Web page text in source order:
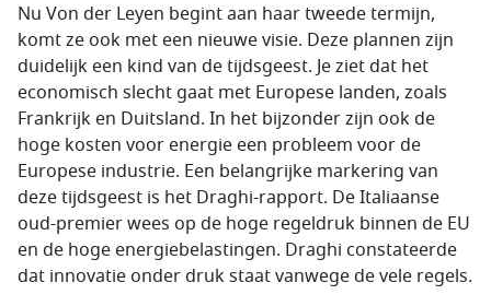
Nu Von der Leyen begint aan haar tweede termijn,
komt ze ook met een nieuwe visie. Deze plannen zijn
duidelijk een kind van de tijdsgeest. Je ziet dat het
economisch slecht gaat met Europese landen, zoals
Frankrijk en Duitsland. In het bijzonder zijn ook de
hoge kosten voor energie een probleem voor de
Europese industrie. Een belangrijke markering van
deze tijdsgeest is het Draghi-rapport. De Italiaanse
oud-premier wees op de hoge regeldruk binnen de EU
en de hoge energiebelastingen. Draghi constateerde
dat innovatie onder druk staat vanwege de vele regels.